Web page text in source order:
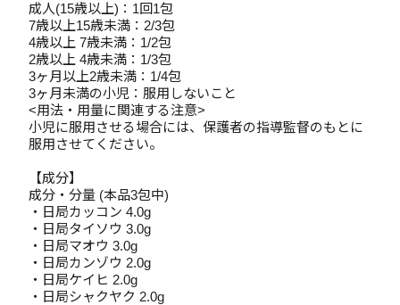
成人(15歳以上)：1回1包
7歳以上15歳未満：2/3包
4歳以上 7歳未満：1/2包
2歳以上 4歳未満：1/3包
3ヶ月以上2歳未満：1/4包
3ヶ月未満の小児：服用しないこと
<用法・用量に関連する注意>
小児に服用させる場合には、保護者の指導監督のもとに
服用させてください。
【成分】
成分・分量 (本品3包中)
・日局カッコン 4.0g
・日局タイソウ 3.0g
・日局マオウ 3.0g
・日局カンゾウ 2.0g
・日局ケイヒ 2.0g
・日局シャクヤク 2.0g